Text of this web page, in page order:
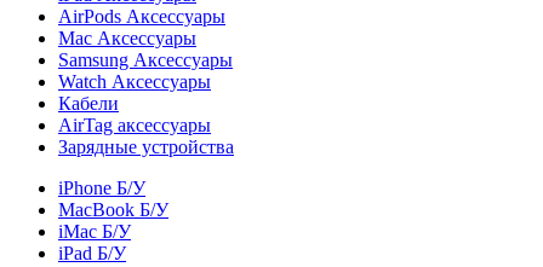
AirPods Аксессуары
Mac Аксессуары
Samsung Аксессуары
Watch Аксессуары
Кабели
AirTag аксессуары
Зарядные устройства
iPhone Б/У
MacBook Б/У
iMac Б/У
iPad Б/У